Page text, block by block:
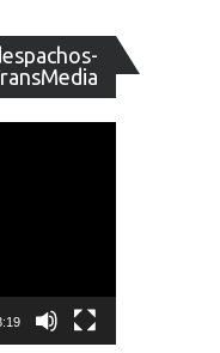
de
vídeo